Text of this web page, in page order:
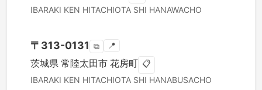
IBARAKI KEN HITACHIOTA SHI HANAWACHO
〒 313-0131 ⧉ 📍
茨城県 常陸太田市 花房町 📋
IBARAKI KEN HITACHIOTA SHI HANABUSACHO